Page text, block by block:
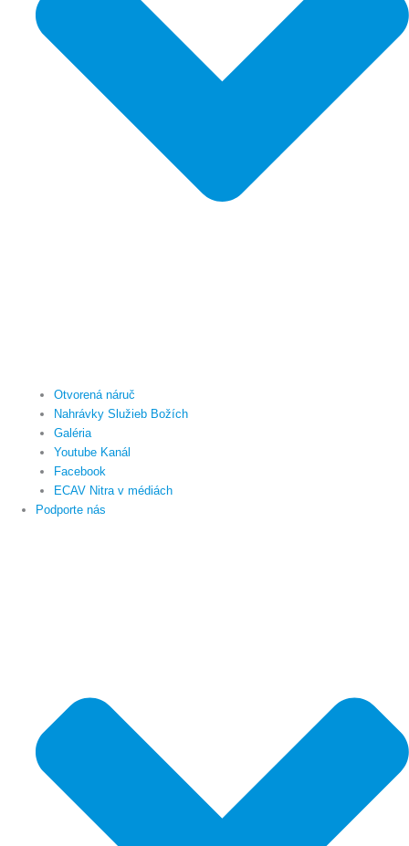
Otvorená náruč
Nahrávky Služieb Božích
Galéria
Youtube Kanál
Facebook
ECAV Nitra v médiách
Podporte nás